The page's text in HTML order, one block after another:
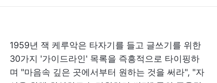
1959년 잭 케루악은 타자기를 들고 글쓰기를 위한
30가지 '가이드라인' 목록을 즉흥적으로 타이핑하
며 "마음속 깊은 곳에서부터 원하는 것을 써라", "자